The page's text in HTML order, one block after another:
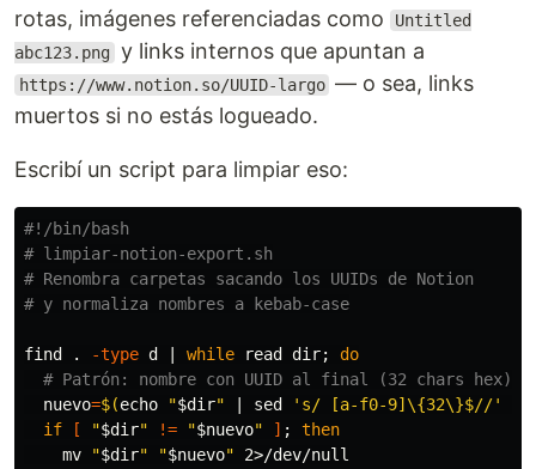
rotas, imágenes referenciadas como
Untitled
abc123.png y links internos que apuntan a
https://www.notion.so/UUID-largo — o sea, links
muertos si no estás logueado.
Escribí un script para limpiar eso:
#!/bin/bash
# limpiar-notion-export.sh
# Renombra carpetas sacando los UUIDs de Notion
# y normaliza nombres a kebab-case
find . -type d | while read dir;
do
# Patrón: nombre con UUID al final (32 chars hex)
nuevo=$(echo "$dir" sed 's/ [a-f0-9]\{32\}$//'
if
[ "$dir" != "$nuevo" ] ;
then
mv
"$dir" "$nuevo" 2>/dev/null